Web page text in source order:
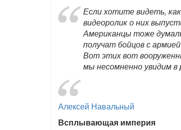
Если хотите видеть,
видеоролик о них
Американцы тоже
получат бойцов с
Вот этих вот
мы несомненно увидим в
Алексей Навальный
Всплывающая империя